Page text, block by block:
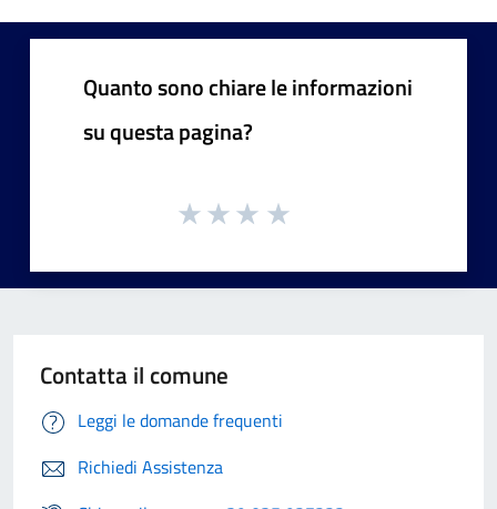
Quanto sono chiare le informazioni
su questa pagina?
Contatta il comune
Leggi le domande frequenti
Richiedi Assistenza